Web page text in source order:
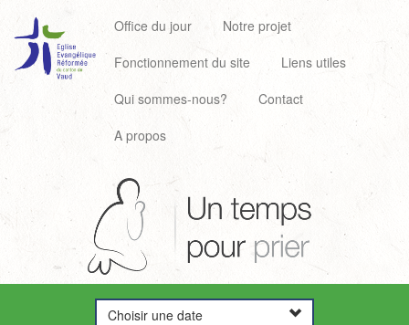
Office du jour
Notre projet
Fonctionnement du site
Liens utiles
Qui sommes-nous?
Contact
A propos
Choisir une date